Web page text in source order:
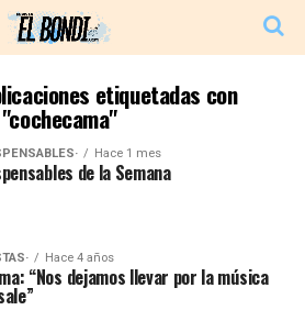
etiquetadas con
"cochecama"
Hace 1 mes
de la Semana
Hace 4 años
“Nos dejamos llevar por la música